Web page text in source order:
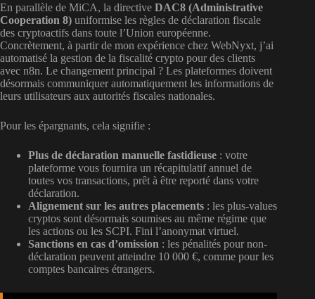
En parallèle de MiCA, la directive DAC8 (Administrative
Cooperation 8) uniformise les règles de déclaration fiscale
des cryptoactifs dans toute l’Union européenne.
Concrètement, à partir de mon expérience chez WebNyxt, j’ai
automatisé la gestion de la fiscalité crypto pour des clients
avec n8n. Le changement principal ? Les plateformes doivent
désormais communiquer automatiquement les informations de
leurs utilisateurs aux autorités fiscales nationales.
Pour les épargnants, cela signifie :
Plus de déclaration manuelle fastidieuse : votre
plateforme vous fournira un récapitulatif annuel de
toutes vos transactions, prêt à être reporté dans votre
déclaration.
Alignement sur les autres placements : les plus-values
cryptos sont désormais soumises au même régime que
les actions ou les SCPI. Fini l’anonymat virtuel.
Sanctions en cas d’omission : les pénalités pour non-
déclaration peuvent atteindre 10 000 €, comme pour les
comptes bancaires étrangers.